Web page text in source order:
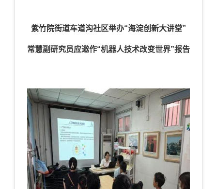
紫竹院街道车道沟社区举办“海淀创新大讲堂”
常慧副研究员应邀作“机器人技术改变世界”报告